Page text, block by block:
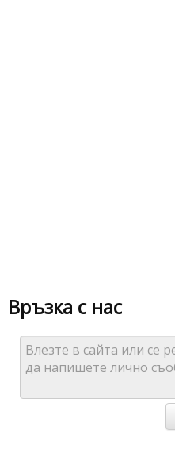
Връзка с нас